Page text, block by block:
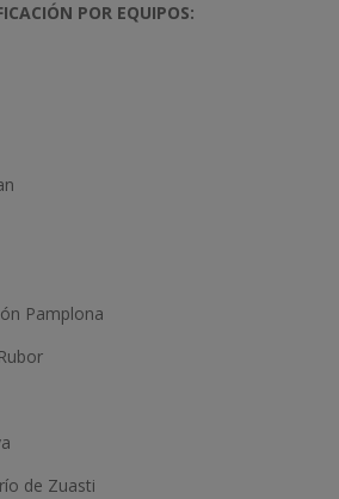
POR EQUIPOS:
Pamplona
de Zuasti